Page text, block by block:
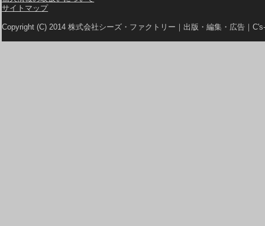
サイトマップ
Copyright (C) 2014 株式会社シーズ・ファクトリー｜出版・編集・広告｜